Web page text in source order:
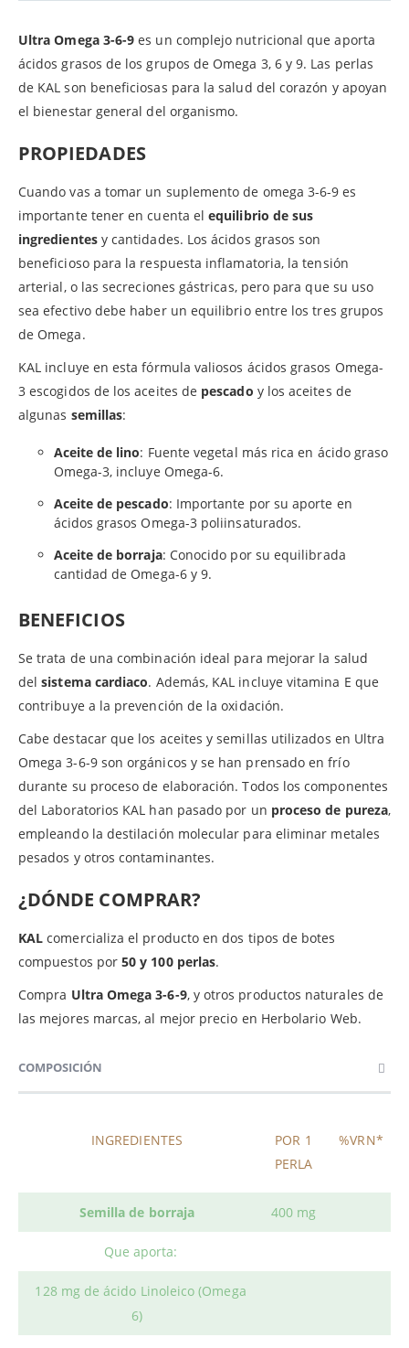
Ultra Omega 3-6-9 es un complejo nutricional que aporta
ácidos grasos de los grupos de Omega 3, 6 y 9. Las perlas
de KAL son beneficiosas para la salud del corazón y apoyan
el bienestar general del organismo.
PROPIEDADES
Cuando vas a tomar un suplemento de omega 3-6-9 es
importante tener en cuenta elequilibrio de sus
ingredientesy cantidades. Los ácidos grasos son
beneficioso para la respuesta inflamatoria, la tensión
arterial, o las secreciones gástricas, pero para que su uso
sea efectivo debe haber un equilibrio entre los tres grupos
de Omega.
KAL incluye en esta fórmula valiosos ácidos grasos Omega-
3 escogidos de los aceites de pescado y los aceites de
algunas semillas:
Aceite de lino: Fuente vegetal más rica en ácido graso
Omega-3, incluye Omega-6.
Aceite de pescado: Importante por su aporte en
ácidos grasos Omega-3 poliinsaturados.
Aceite de borraja: Conocido por su equilibrada
cantidad de Omega-6 y 9.
BENEFICIOS
Se trata de una combinación ideal para mejorar la salud
delsistema cardiaco. Además, KAL incluye vitamina E que
contribuye a la prevención de la oxidación.
Cabe destacar que los aceites y semillas utilizados en Ultra
Omega 3-6-9 son orgánicos y se han prensado en frío
durante su proceso de elaboración. Todos los componentes
del Laboratorios KAL han pasado por un proceso de pureza,
empleando la destilación molecular para eliminar metales
pesados y otros contaminantes.
¿DÓNDE COMPRAR?
KAL comercializa el producto en dos tipos de botes
compuestos por50 y 100 perlas.
Compra Ultra Omega 3-6-9, y otros productos naturales de
las mejores marcas, al mejor precio en Herbolario Web.
COMPOSICIÓN
INGREDIENTES
POR 1
PERLA
%VRN*
Semilla de borraja 400 mg
Que aporta:
128 mg de ácido Linoleico (Omega
6)